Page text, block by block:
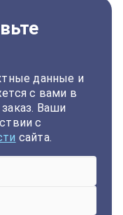
данные и
с вами в
Ваши
с
сайта.